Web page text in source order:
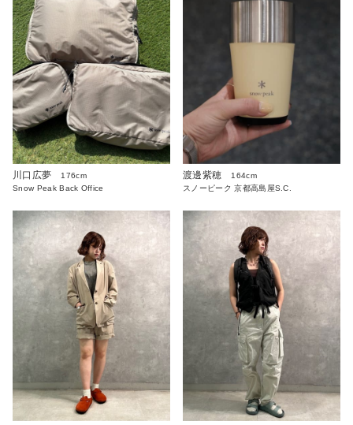
川口広夢
176cm
Snow Peak Back Office
渡邊紫穂
164cm
スノーピーク 京都高島屋S.C.